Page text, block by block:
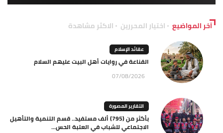
آخر المواضيع اختيار المحررين الاكثر مشاهدة
عقائد الإسلام
القناعة في روايات أهل البيت عليهم السلام
07/08/2026
التقارير المصورة
بأكثر من (795) ألف مستفيد.. قسم التنمية والتأهيل
الاجتماعي للشباب في العتبة الحس...